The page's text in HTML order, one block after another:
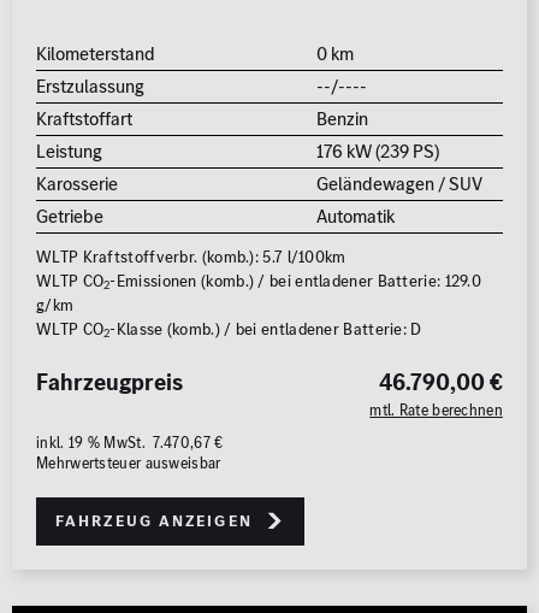
Kilometerstand
0 km
Erstzulassung
--/----
Kraftstoffart
Benzin
Leistung
176 kW (239 PS)
Karosserie
Geländewagen / SUV
Getriebe
Automatik
WLTP Kraftstoffverbr. (komb.): 5.7 l/100km
WLTP CO2-Emissionen (komb.) / bei entladener Batterie: 129.0
g/km
WLTP CO2-Klasse (komb.) / bei entladener Batterie: D
46.790,00 €
mtl. Rate berechnen
Fahrzeugpreis
inkl. 19 % MwSt. 7.470,67 €
Mehrwertsteuer ausweisbar
Fahrzeug anzeigen